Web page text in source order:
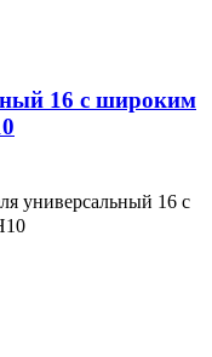
16 с широким
универсальный 16 с